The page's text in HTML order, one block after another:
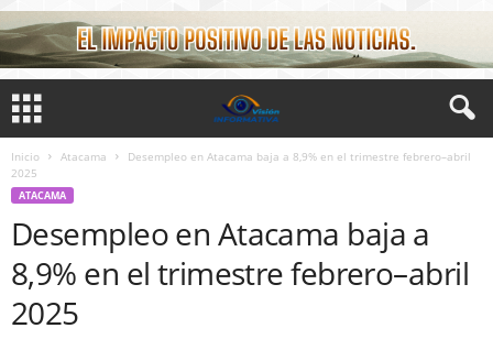
Inicio Atacama
Desempleo en Atacama baja a 8,9% en el trimestre febrero–abril
2025
ATACAMA
Desempleo en Atacama baja a
8,9% en el trimestre febrero–abril
2025